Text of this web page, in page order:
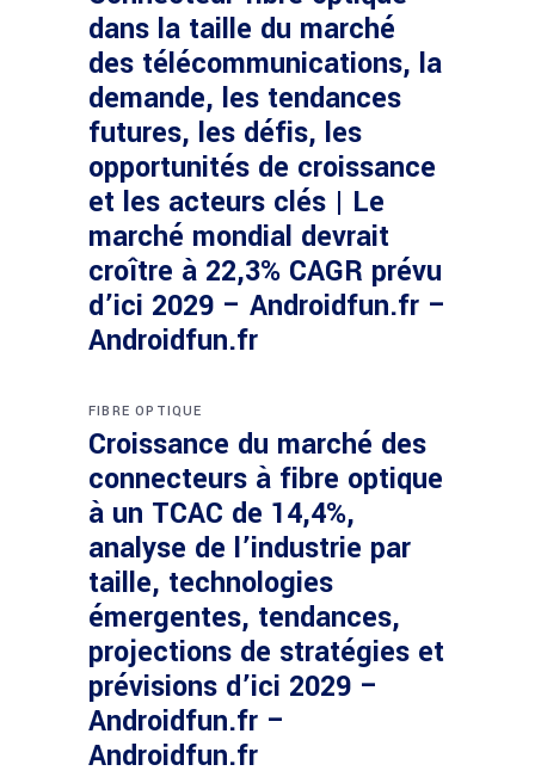
dans la taille du marché
des télécommunications, la
demande, les tendances
futures, les défis, les
opportunités de croissance
et les acteurs clés | Le
marché mondial devrait
croître à 22,3% CAGR prévu
d’ici 2029 – Androidfun.fr –
Androidfun.fr
FIBRE OPTIQUE
Croissance du marché des
connecteurs à fibre optique
à un TCAC de 14,4%,
analyse de l’industrie par
taille, technologies
émergentes, tendances,
projections de stratégies et
prévisions d’ici 2029 –
Androidfun.fr –
Androidfun.fr